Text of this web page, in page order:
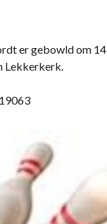
er gebowld om
Lekkerkerk.